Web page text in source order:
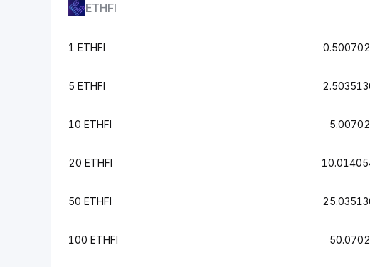
ETHFI
1 ETHFI
5 ETHFI
10 ETHFI
20 ETHFI
50 ETHFI
100 ETHFI